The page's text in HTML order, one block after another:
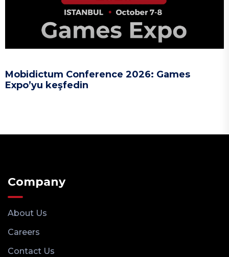
Mobidictum Conference 2026: Games
Expo’yu keşfedin
Company
About Us
Careers
Contact Us